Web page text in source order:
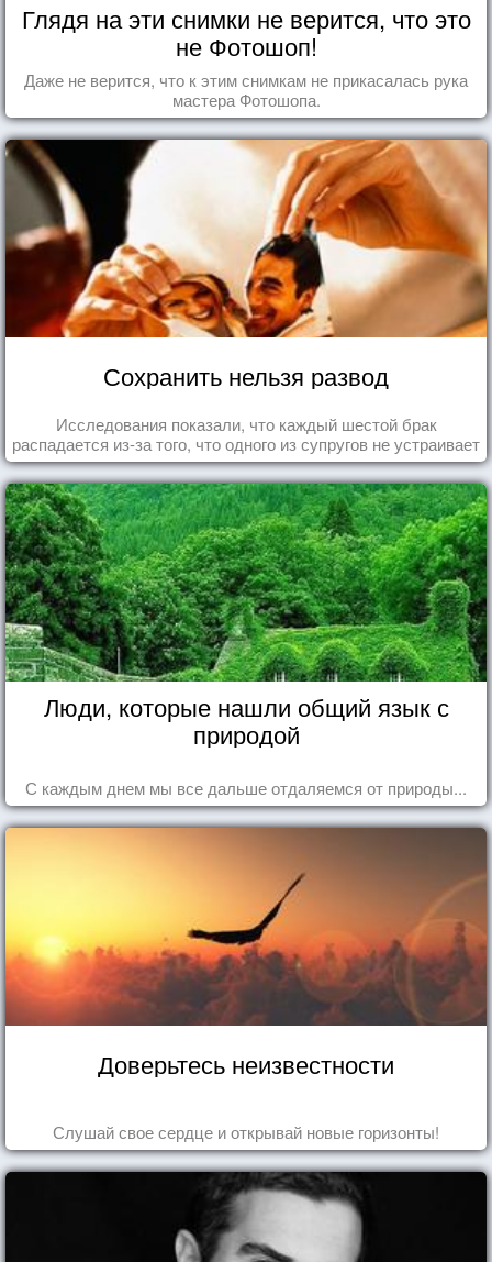
Глядя на эти снимки не верится, что это
не Фотошоп!
Даже не верится, что к этим снимкам не прикасалась рука
мастера Фотошопа.
Сохранить нельзя развод
Исследования показали, что каждый шестой брак
распадается из-за того, что одного из супругов не устраивает
та роль, которая выпала ему в семье.
Люди, которые нашли общий язык с
природой
С каждым днем мы все дальше отдаляемся от природы...
Доверьтесь неизвестности
Слушай свое сердце и открывай новые горизонты!